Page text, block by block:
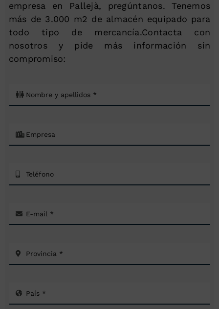
empresa en Pallejà, pregúntanos. Tenemos
más de 3.000 m2 de almacén equipado para
todo tipo de mercancía.Contacta con
nosotros y pide más información sin
compromiso: